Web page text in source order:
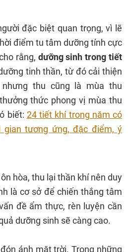
đặc biệt quan trọng, vì lẽ
điểm tu tâm dưỡng tính cực
rằng, dưỡng sinh trong tiết
tinh thần, từ đó cải thiện
thu cũng là mùa thu
thức phong vị mùa thu
biết: 24 tiết khí trong năm có
gian tương ứng, đặc điểm, ý
hòa, thu lại thần khí nên duy
là cơ sở để chiến thắng tâm
đề ẩm thực, rèn luyện cần
dưỡng sinh sẽ càng cao.
ánh mặt trời. Trong những